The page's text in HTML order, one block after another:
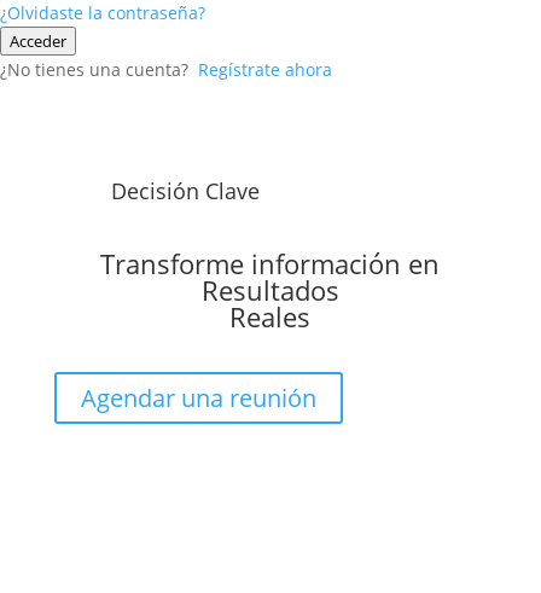
¿Olvidaste la contraseña?
Acceder
¿No tienes una cuenta? Regístrate ahora
Decisión Clave
Transforme información en
Resultados
Reales
Agendar una reunión